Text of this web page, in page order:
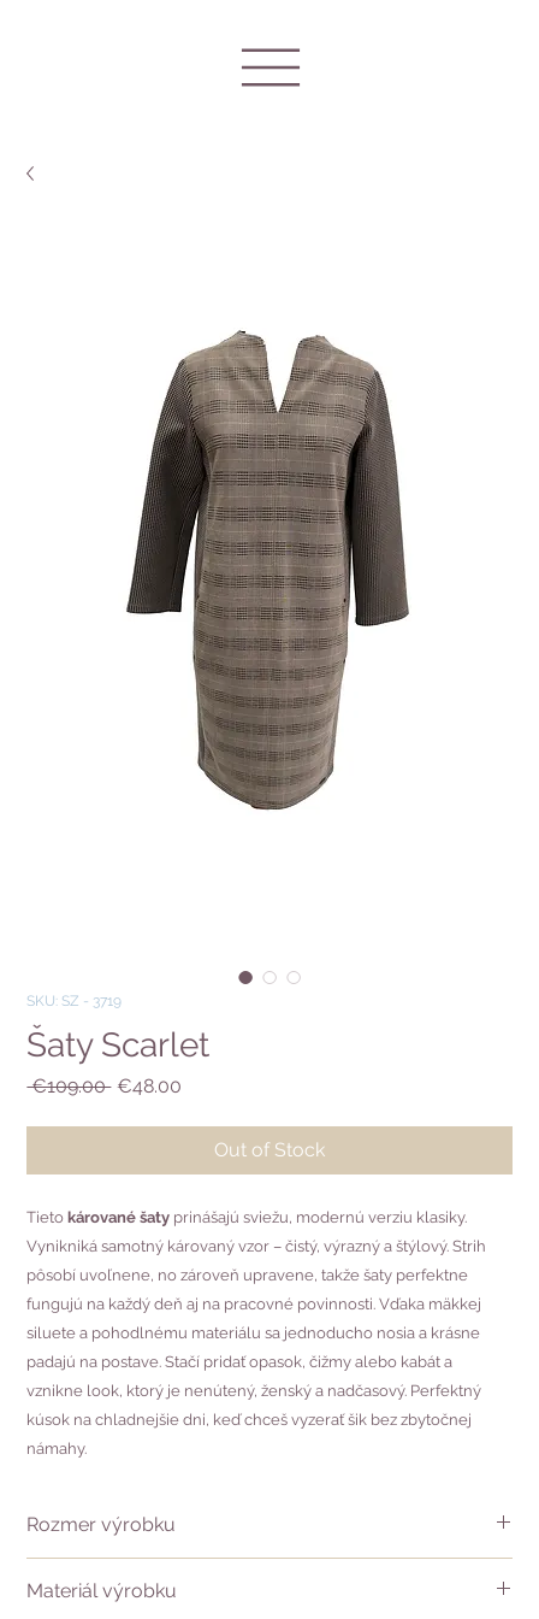
SKU: SZ - 3719
Šaty Scarlet
€109.00 Regular
€48.00
Out of Stock
Tieto kárované šaty prinášajú sviežu, modernú verziu klasiky.
Vynikniká samotný károvaný vzor – čistý, výrazný a štýlový. Strih
pôsobí uvoľnene, no zároveň upravene, takže šaty perfektne
fungujú na každý deň aj na pracovné povinnosti. Vďaka mäkkej
siluete a pohodlnému materiálu sa jednoducho nosia a krásne
padajú na postave. Stačí pridať opasok, čižmy alebo kabát a
vznikne look, ktorý je nenútený, ženský a nadčasový. Perfektný
kúsok na chladnejšie dni, keď chceš vyzerať šik bez zbytočnej
námahy.
Rozmer výrobku
dĺžka chrbta - 92 cm,
Materiál výrobku